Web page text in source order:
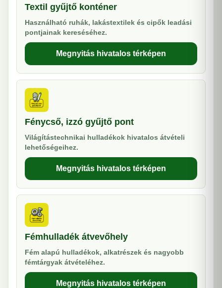
Textil gyűjtő konténer
Használható ruhák, lakástextilek és cipők leadási
pontjainak kereséséhez.
Megnyitás hivatalos térképen
Fénycső, izzó gyűjtő pont
Világítástechnikai hulladékok hivatalos átvételi
lehetőségeihez.
Megnyitás hivatalos térképen
Fémhulladék átvevőhely
Fém alapú hulladékok, alkatrészek és nagyobb
fémtárgyak átvételéhez.
Megnyitás hivatalos térképen